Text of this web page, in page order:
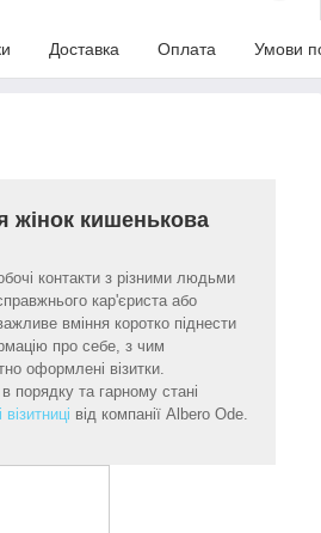
Доставка Оплата Умови
жінок кишенькова
контакти з різними людьми
кар'єриста або
вміння коротко піднести
про себе, з чим
оформлені візитки.
порядку та гарному стані
від компанії Albero Ode.